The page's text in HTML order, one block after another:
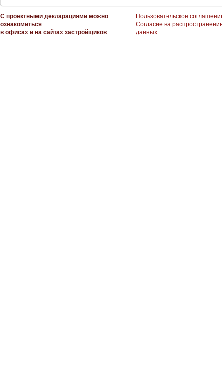
С проектными декларациями можно
ознакомиться
в офисах и на сайтах застройщиков
Пользовательское
Согласие на
данных